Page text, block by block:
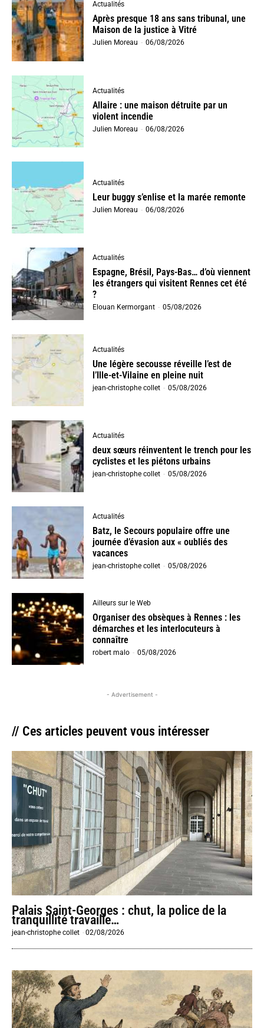
Actualités
Après presque 18 ans sans tribunal, une
Maison de la justice à Vitré
Julien Moreau - 06/08/2026
Actualités
Allaire : une maison détruite par un
violent incendie
Julien Moreau - 06/08/2026
Actualités
Leur buggy s’enlise et la marée remonte
Julien Moreau - 06/08/2026
Actualités
Espagne, Brésil, Pays-Bas… d’où viennent
les étrangers qui visitent Rennes cet été
?
Elouan Kermorgant - 05/08/2026
Actualités
Une légère secousse réveille l’est de
l’Ille-et-Vilaine en pleine nuit
jean-christophe collet - 05/08/2026
Actualités
deux sœurs réinventent le trench pour les
cyclistes et les piétons urbains
jean-christophe collet - 05/08/2026
Actualités
Batz, le Secours populaire offre une
journée d’évasion aux « oubliés des
vacances
jean-christophe collet - 05/08/2026
Ailleurs sur le Web
Organiser des obsèques à Rennes : les
démarches et les interlocuteurs à
connaître
robert malo - 05/08/2026
- Advertisement -
// Ces articles peuvent vous intéresser
Palais Saint-Georges : chut, la police de la
tranquillité travaille…
jean-christophe collet -02/08/2026